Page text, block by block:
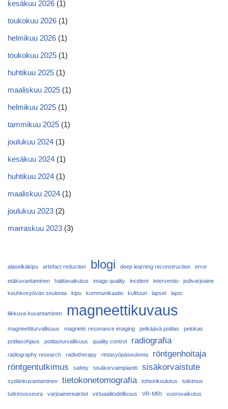
kesäkuu 2026 (1)
toukokuu 2026 (1)
helmikuu 2026 (1)
toukokuu 2025 (1)
huhtikuu 2025 (1)
maaliskuu 2025 (1)
helmikuu 2025 (1)
tammikuu 2025 (1)
joulukuu 2024 (1)
kesäkuu 2024 (1)
huhtikuu 2024 (1)
maaliskuu 2024 (1)
joulukuu 2023 (2)
marraskuu 2023 (3)
alaselkäkipu artefact reduction blogi deep learning reconstruction error
etäkuvantaminen haittavaikutus image quality incident interventio
jodivarjoaine
keuhkosyövän seulonta
kipu kommunikaatio kulttuuri lapset lapsi
liikkuva kuvantaminen magneettikuvaus
magneettiturvallisuus magnetic resonance imaging pelkäävä potilas pelokas
potilasohjaus potilasturvallisuus quality control radiografia
radiography research radiotherapy rintasyöpäseulonta
röntgenhoitaja
röntgentutkimus
safety sisäkorvaimplantti sisäkorvaistute
sydänkuvantaminen tietokonetomografia tohtorikoulutus tutkimus
tutkimusseura varjoainereaktiot virtuaalitodellisuus VR-MRI vuorovaikutus